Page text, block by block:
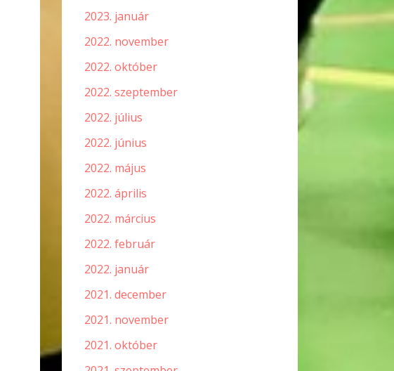
2023. január
2022. november
2022. október
2022. szeptember
2022. július
2022. június
2022. május
2022. április
2022. március
2022. február
2022. január
2021. december
2021. november
2021. október